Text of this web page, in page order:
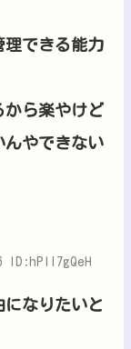
理できる能力
から楽やけど
んやできない
ID:hPlI7gQeH
なりたいと